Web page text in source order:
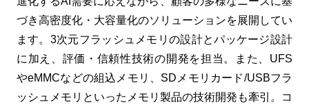
づき高密度化・大容量化のソリューションを展開してい
ます。3次元フラッシュメモリの設計とパッケージ設計
に加え、評価・信頼性技術の開発を担当。また、UFS
やeMMCなどの組込メモリ、SDメモリカード/USBフラ
ッシュメモリといったメモリ製品の技術開発も牽引。コ